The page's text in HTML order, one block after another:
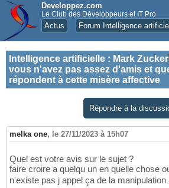
Developpez.com
Le Club des Développeurs et IT Pro
Actus Forum Intelligence
Intelligence artificielle : Mark
vous n'avez pas assez d'amis et
répondent à cette misère affective
Répondre à la
melka one, le 27/11/2023 à 15h07
Quel est votre avis sur le sujet ?
faire croire a quelqu un en quelle chose
n'existe pas j appel ça de la